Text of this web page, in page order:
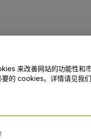
来改善网站的功能性和
要的 cookies。详情请见我们